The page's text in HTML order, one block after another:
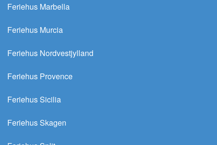
Feriehus Marbella
Feriehus Murcia
Feriehus Nordvestjylland
Feriehus Provence
Feriehus Sicilia
Feriehus Skagen